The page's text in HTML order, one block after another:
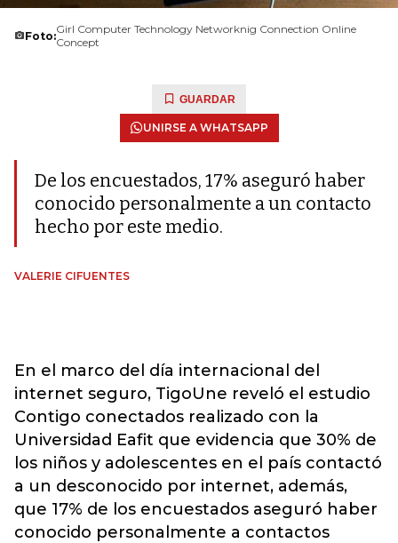
Foto:Girl Computer Technology Networknig Connection Online
Concept
GUARDAR
UNIRSE A WHATSAPP
De los encuestados, 17% aseguró haber
conocido personalmente a un contacto
hecho por este medio.
VALERIE CIFUENTES
En el marco del día internacional del
internet seguro, TigoUne reveló el estudio
Contigo conectados realizado con la
Universidad Eafit que evidencia que 30% de
los niños y adolescentes en el país contactó
a un desconocido por internet, además,
que 17% de los encuestados aseguró haber
conocido personalmente a contactos